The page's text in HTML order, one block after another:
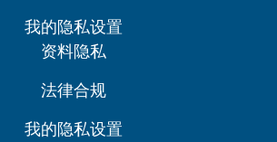
我的隐私设置
资料隐私
法律合规
我的隐私设置